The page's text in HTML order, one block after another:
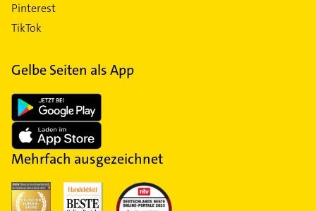
Pinterest
TikTok
Gelbe Seiten als App
Mehrfach ausgezeichnet